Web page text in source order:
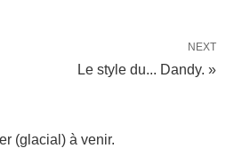
NEXT
Le style du... Dandy. »
(glacial) à venir.